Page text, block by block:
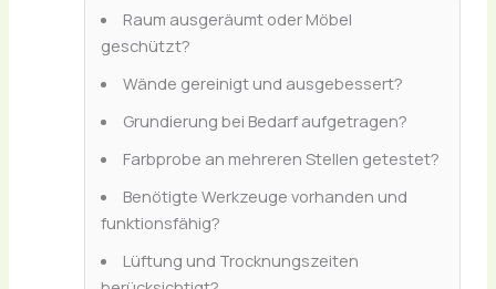
Raum ausgeräumt oder Möbel
geschützt?
Wände gereinigt und ausgebessert?
Grundierung bei Bedarf aufgetragen?
Farbprobe an mehreren Stellen getestet?
Benötigte Werkzeuge vorhanden und
funktionsfähig?
Lüftung und Trocknungszeiten